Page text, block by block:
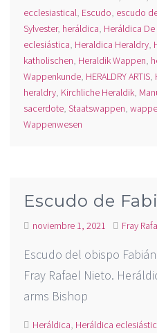
ecclesiastical, Escudo, escudo
Sylvester, heráldica, Heráldica
eclesiástica, Heraldica Heraldry,
katholischen, Heraldik Wappen,
Wappenkunde, HERALDRY ARTIS,
heraldry, Kirchliche Heraldik,
sacerdote,Staatswappen,
Wappenwesen
Escudo de
noviembre 1, 2021 Fray
Escudo del obispo
Fray Rafael Nieto.
arms Bishop
Heráldica, Heráldica